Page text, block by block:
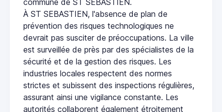
À ST SEBASTIEN, l'absence de plan de
prévention des risques technologiques ne
devrait pas susciter de préoccupations. La ville
est surveillée de près par des spécialistes de la
sécurité et de la gestion des risques. Les
industries locales respectent des normes
strictes et subissent des inspections régulières,
assurant ainsi une vigilance constante. Les
autorités collaborent également étroitement